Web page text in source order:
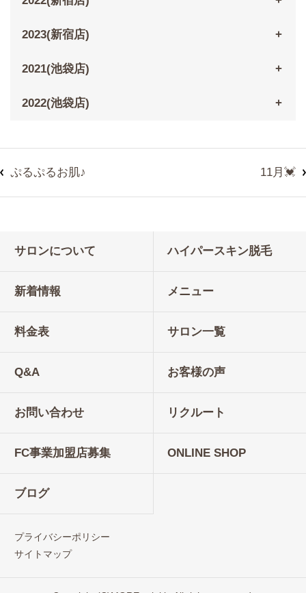
2023(新宿店)
2021(池袋店)
2022(池袋店)
ぷるぷるお肌♪ 11月💓
サロンについて ハイパースキン脱毛
新着情報 メニュー
料金表 サロン一覧
Q&A お客様の声
お問い合わせ リクルート
FC事業加盟店募集 ONLINE SHOP
ブログ
プライバシーポリシー
サイトマップ